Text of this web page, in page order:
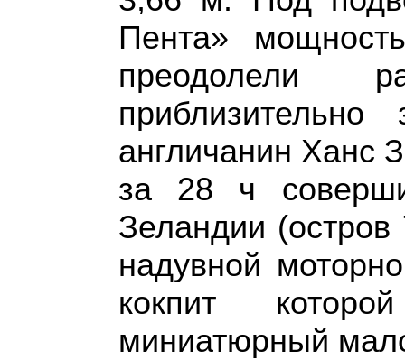
Пента»
преодолели
англичанин Ханс
за 28 ч
Зеландии
надувной
кокпит
миниатюрный